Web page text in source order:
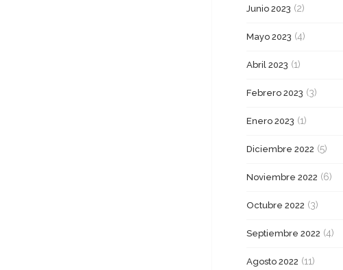
Junio 2023 (2)
Mayo 2023 (4)
Abril 2023 (1)
Febrero 2023 (3)
Enero 2023 (1)
Diciembre 2022 (5)
Noviembre 2022 (6)
Octubre 2022 (3)
Septiembre 2022 (4)
Agosto 2022 (11)